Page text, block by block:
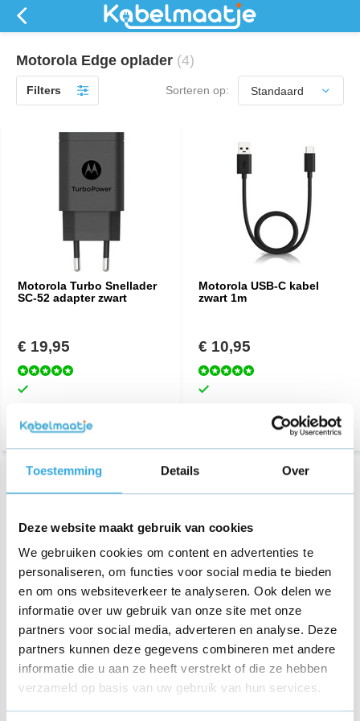
Toestemming Details Over
Deze website maakt gebruik van cookies
We gebruiken cookies om content en advertenties te
personaliseren, om functies voor social media te bieden
en om ons websiteverkeer te analyseren. Ook delen we
informatie over uw gebruik van onze site met onze
partners voor social media, adverteren en analyse. Deze
partners kunnen deze gegevens combineren met andere
informatie die u aan ze heeft verstrekt of die ze hebben
verzameld op basis van uw gebruik van hun services.
Motorola Edge oplader (4)
Filters Sorteren op:
Motorola Turbo Snellader
SC-52 adapter zwart
€ 19,95
Motorola USB-C kabel
zwart 1m
€ 10,95
Originele Motorola USB
snellader 15W + USB-C
kabel Zwart
€ 24,95
50W Dual Port USB-A +
USB-C
€ 49,95